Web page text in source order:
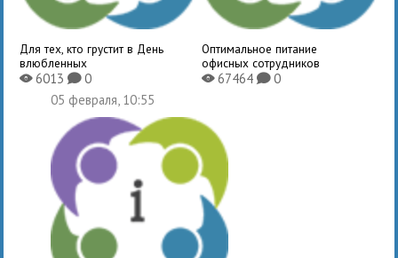
Для тех, кто грустит в День
влюбленных
X6013K0
Оптимальное питание
офисных сотрудников
X67464 K0
05 февраля, 10:55